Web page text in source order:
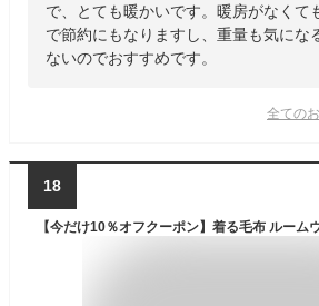
で、とても暖かいです。暖房がなくて
で節約にもなりますし、重量も気にな
ないのでおすすめです。
全ての
18